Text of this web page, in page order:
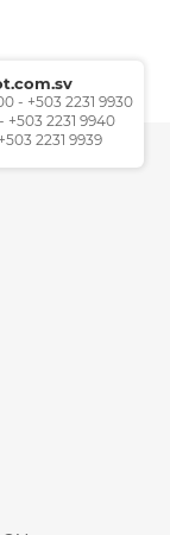
- +503 2231 9930
+503 2231 9940
2231 9939